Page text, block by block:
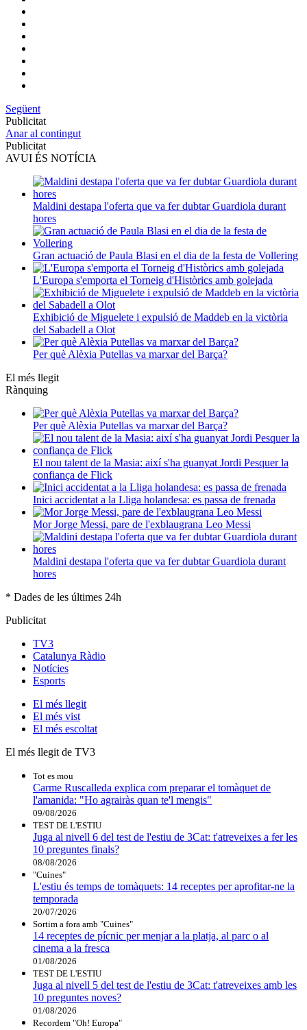
Següent
Publicitat
Anar al contingut
Publicitat
AVUI ÉS NOTÍCIA
Maldini destapa l'oferta que va fer dubtar Guardiola durant
hores
Gran actuació de Paula Blasi en el dia de la festa de Vollering
L'Europa s'emporta el Torneig d'Històrics amb golejada
Exhibició de Miguelete i expulsió de Maddeb en la victòria
del Sabadell a Olot
Per què Alèxia Putellas va marxar del Barça?
El més llegit
Rànquing
Per què Alèxia Putellas va marxar del Barça?
El nou talent de la Masia: així s'ha guanyat Jordi Pesquer la
confiança de Flick
Inici accidentat a la Lliga holandesa: es passa de frenada
Mor Jorge Messi, pare de l'exblaugrana Leo Messi
Maldini destapa l'oferta que va fer dubtar Guardiola durant
hores
* Dades de les últimes 24h
Publicitat
TV3
Catalunya Ràdio
Notícies
Esports
El més llegit
El més vist
El més escoltat
El més llegit de TV3
Tot es mou
Carme Ruscalleda explica com preparar el tomàquet de
l'amanida: "Ho agrairàs quan te'l mengis"
09/08/2026
TEST DE L'ESTIU
Juga al nivell 6 del test de l'estiu de 3Cat: t'atreveixes a fer les
10 preguntes finals?
08/08/2026
"Cuines"
L'estiu és temps de tomàquets: 14 receptes per aprofitar-ne la
temporada
20/07/2026
Sortim a fora amb "Cuines"
14 receptes de pícnic per menjar a la platja, al parc o al
cinema a la fresca
01/08/2026
TEST DE L'ESTIU
Juga al nivell 5 del test de l'estiu de 3Cat: t'atreveixes amb les
10 preguntes noves?
01/08/2026
Recordem "Oh! Europa"